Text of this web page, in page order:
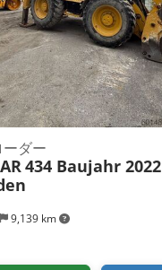
9,139 km
ダー
434 Baujahr 2022